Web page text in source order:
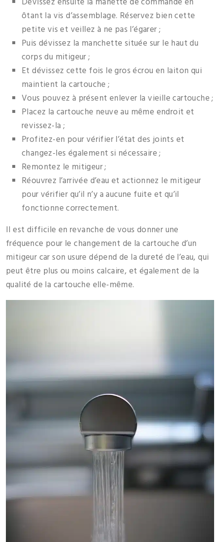
ôtant la vis d’assemblage. Réservez bien cette
petite vis et veillez à ne pas l’égarer ;
Puis dévissez la manchette située sur le haut du
corps du mitigeur ;
Et dévissez cette fois le gros écrou en laiton qui
maintient la cartouche ;
Vous pouvez à présent enlever la vieille cartouche ;
Placez la cartouche neuve au même endroit et
revissez-la ;
Profitez-en pour vérifier l’état des joints et
changez-les également si nécessaire ;
Remontez le mitigeur ;
Réouvrez l’arrivée d’eau et actionnez le mitigeur
pour vérifier qu’il n’y a aucune fuite et qu’il
fonctionne correctement.
Il est difficile en revanche de vous donner une
fréquence pour le changement de la cartouche d’un
mitigeur car son usure dépend de la dureté de l’eau, qui
peut être plus ou moins calcaire, et également de la
qualité de la cartouche elle-même.